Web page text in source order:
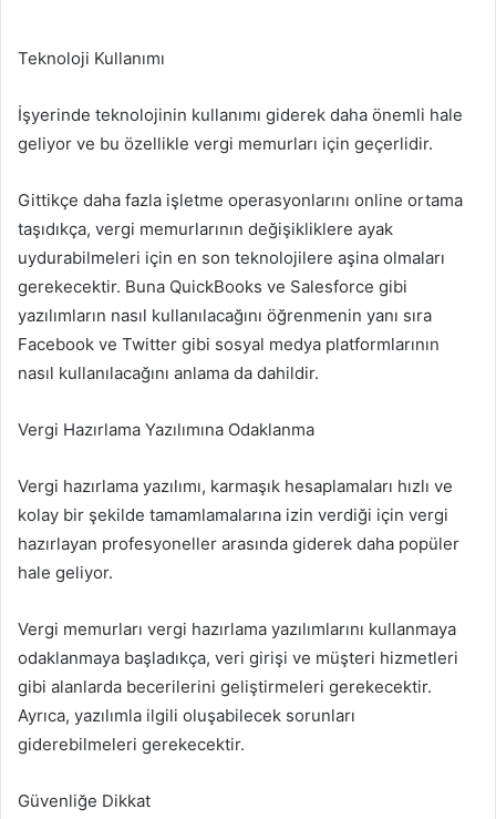
Teknoloji Kullanımı
İşyerinde teknolojinin kullanımı giderek daha önemli hale
geliyor ve bu özellikle vergi memurları için geçerlidir.
Gittikçe daha fazla işletme operasyonlarını online ortama
taşıdıkça, vergi memurlarının değişikliklere ayak
uydurabilmeleri için en son teknolojilere aşina olmaları
gerekecektir. Buna QuickBooks ve Salesforce gibi
yazılımların nasıl kullanılacağını öğrenmenin yanı sıra
Facebook ve Twitter gibi sosyal medya platformlarının
nasıl kullanılacağını anlama da dahildir.
Vergi Hazırlama Yazılımına Odaklanma
Vergi hazırlama yazılımı, karmaşık hesaplamaları hızlı ve
kolay bir şekilde tamamlamalarına izin verdiği için vergi
hazırlayan profesyoneller arasında giderek daha popüler
hale geliyor.
Vergi memurları vergi hazırlama yazılımlarını kullanmaya
odaklanmaya başladıkça, veri girişi ve müşteri hizmetleri
gibi alanlarda becerilerini geliştirmeleri gerekecektir.
Ayrıca, yazılımla ilgili oluşabilecek sorunları
giderebilmeleri gerekecektir.
Güvenliğe Dikkat